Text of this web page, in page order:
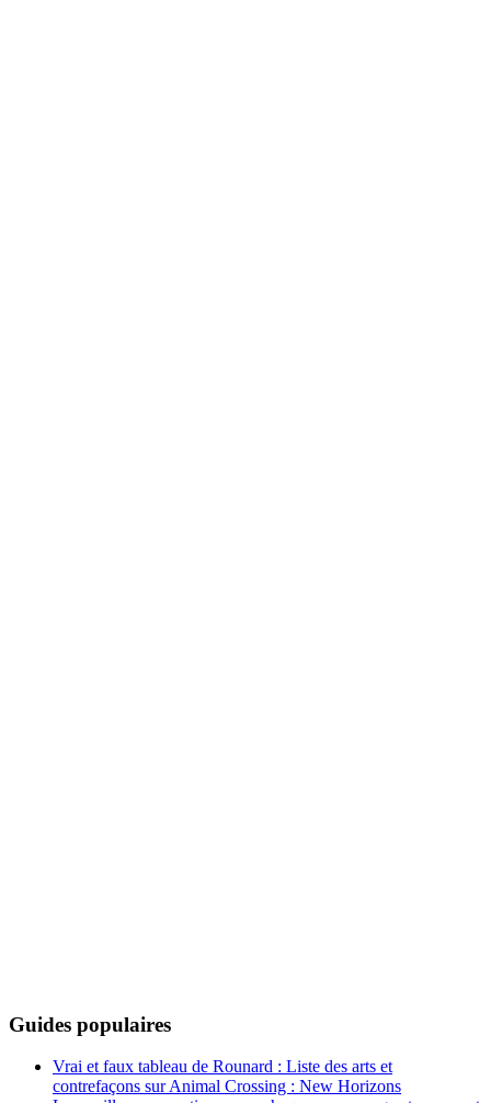
Guides populaires
Vrai et faux tableau de Rounard : Liste des arts et
contrefaçons sur Animal Crossing : New Horizons